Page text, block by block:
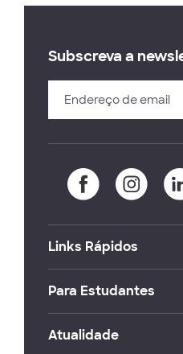
Subscreva a
Links Rápidos
Para Estudantes
Atualidade